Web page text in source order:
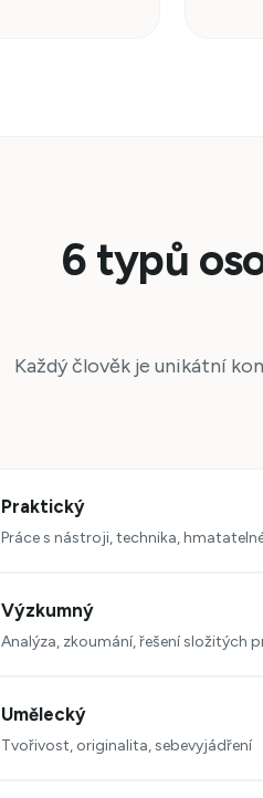
6 typů
Každý člověk je unikátní
Praktický
Práce s nástroji, technika,
Výzkumný
Analýza, zkoumání, řešení složitých
Umělecký
Tvořivost, originalita, sebevyjádření